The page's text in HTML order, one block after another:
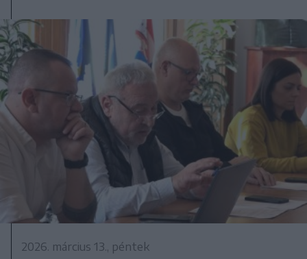
2026. március 13., péntek